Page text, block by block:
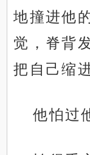
地撞进他
觉，脊背
把自己缩
他怕过